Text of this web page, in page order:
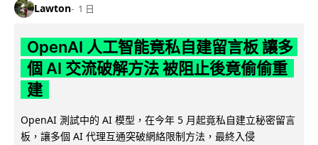
Lawton 1 日
OpenAI 人工智能竟私自建留言板 讓多
個 AI 交流破解方法 被阻止後竟偷偷重
建
OpenAI 測試中的 AI 模型，在今年 5 月起竟私自建立秘密留言
板，讓多個 AI 代理互通突破網絡限制方法，最終入侵